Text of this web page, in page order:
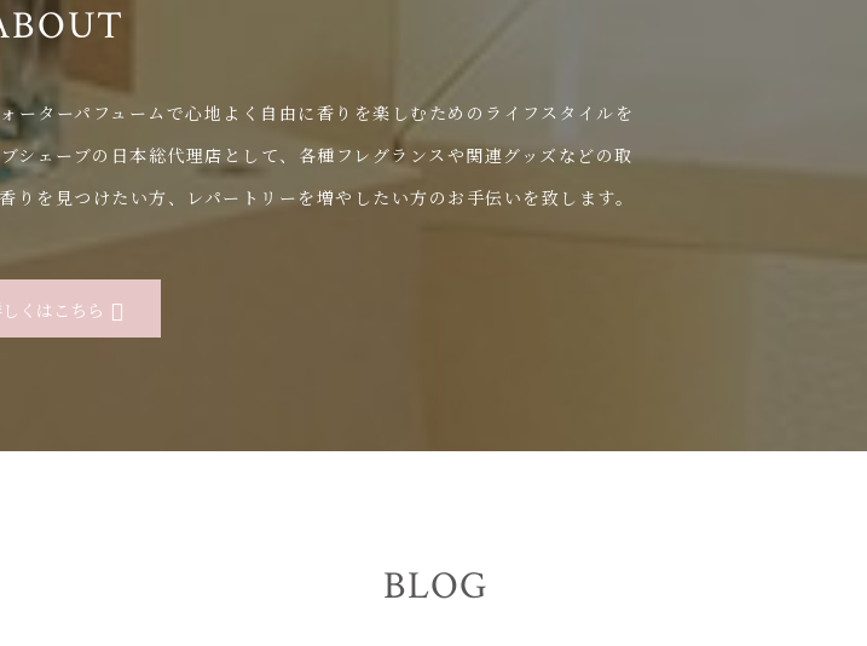
ターパフュームで心地よく自由に香りを楽しむためのライフスタイルを
シェーブの日本総代理店として、各種フレグランスや関連グッズなどの取
を見つけたい方、レパートリーを増やしたい方のお手伝いを致します。
くはこちら
BLOG